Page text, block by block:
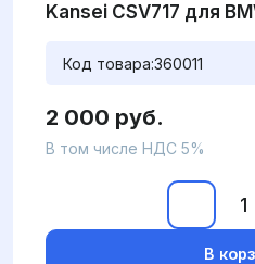
Kansei CSV717 для
Код товара:360011
2 000 руб.
В том числе НДС 5%
В